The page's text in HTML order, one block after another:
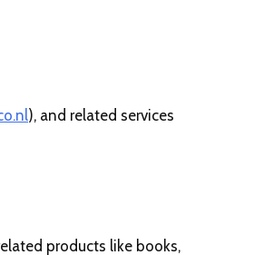
), and related services
products like books,